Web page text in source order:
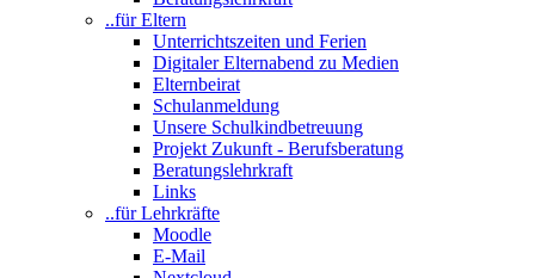
..für Eltern
Unterrichtszeiten und Ferien
Digitaler Elternabend zu Medien
Elternbeirat
Schulanmeldung
Unsere Schulkindbetreuung
Projekt Zukunft - Berufsberatung
Beratungslehrkraft
Links
..für Lehrkräfte
Moodle
E-Mail